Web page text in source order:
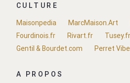
CULTURE
Maisonpedia
MarcMaison.Art
Fourdinois.fr
Rivart.fr
Tusey.fr
Gentil & Bourdet.com
Perret
A PROPOS